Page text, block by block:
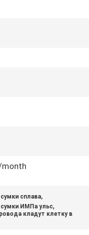
month
сплава,
ИМПа ульс,
кладут клетку в